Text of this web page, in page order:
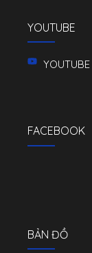
YOUTUBE
YOUTUBE
FACEBOOK
BẢN ĐỒ